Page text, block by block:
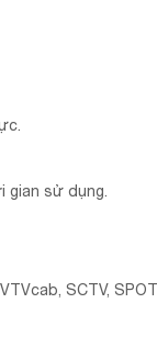
sử dụng.
SCTV,